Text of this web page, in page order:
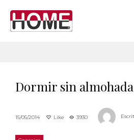
Dormir sin almohada
15/05/2014 Like 3930